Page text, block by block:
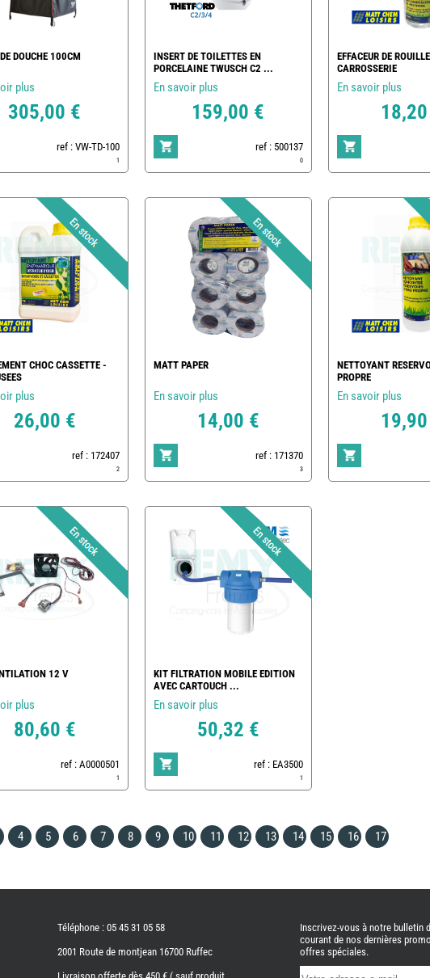
DOUCHE 100CM
plus
305,00 €
ref : VW-TD-100
1
INSERT DE TOILETTES EN
PORCELAINE TWUSCH C2 ...
En savoir plus
159,00 €
ref : 500137
0
EFFACEUR DE
CARROSSERIE
En savoir plus
CHOC CASSETTE -
plus
26,00 €
ref : 172407
2
MATT PAPER
En savoir plus
14,00 €
ref : 171370
3
NETTOYANT
PROPRE
En savoir plus
12 V
plus
80,60 €
ref : A0000501
1
KIT FILTRATION MOBILE EDITION
AVEC CARTOUCH ...
En savoir plus
50,32 €
ref : EA3500
1
4 5 6 7 8 9 10 11 12 13 14 15 16
17
Téléphone : 05 45 31 05 58
2001 Route de montjean 16700 Ruffec
Inscrivez-vous à notre bulletin
courant de nos dernières
offres spéciales.